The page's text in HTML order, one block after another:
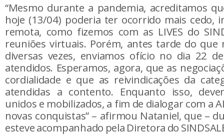
“Mesmo durante a pandemia, acreditamos
hoje (13/04) poderia ter ocorrido mais cedo,
remota, como fizemos com as LIVES do
reuniões virtuais. Porém, antes tarde do que
diversas vezes, enviamos ofício no dia 22
atendidos. Esperamos, agora, que as
cordialidade e que as reivindicações da
atendidas a contento. Enquanto isso,
unidos e mobilizados, a fim de dialogar com a
novas conquistas” – afirmou Nataniel, que –
esteve acompanhado pela Diretora do